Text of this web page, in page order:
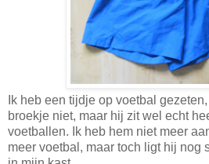
Ik heb een tijdje op voetbal
broekje niet, maar hij zit wel echt
voetballen. Ik heb hem niet meer
meer voetbal, maar toch ligt hij nog